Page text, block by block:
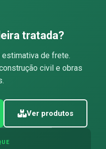
tratada?
de frete.
civil e obras
Ver produtos